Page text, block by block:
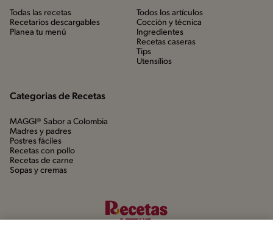
Todas las recetas
Recetarios descargables
Planea tu menú
Todos los artículos
Cocción y técnica
Ingredientes
Recetas caseras
Tips
Utensílios
Categorias de Recetas
MAGGI® Sabor a Colombia
Madres y padres
Postres fáciles
Recetas con pollo
Recetas de carne
Sopas y cremas